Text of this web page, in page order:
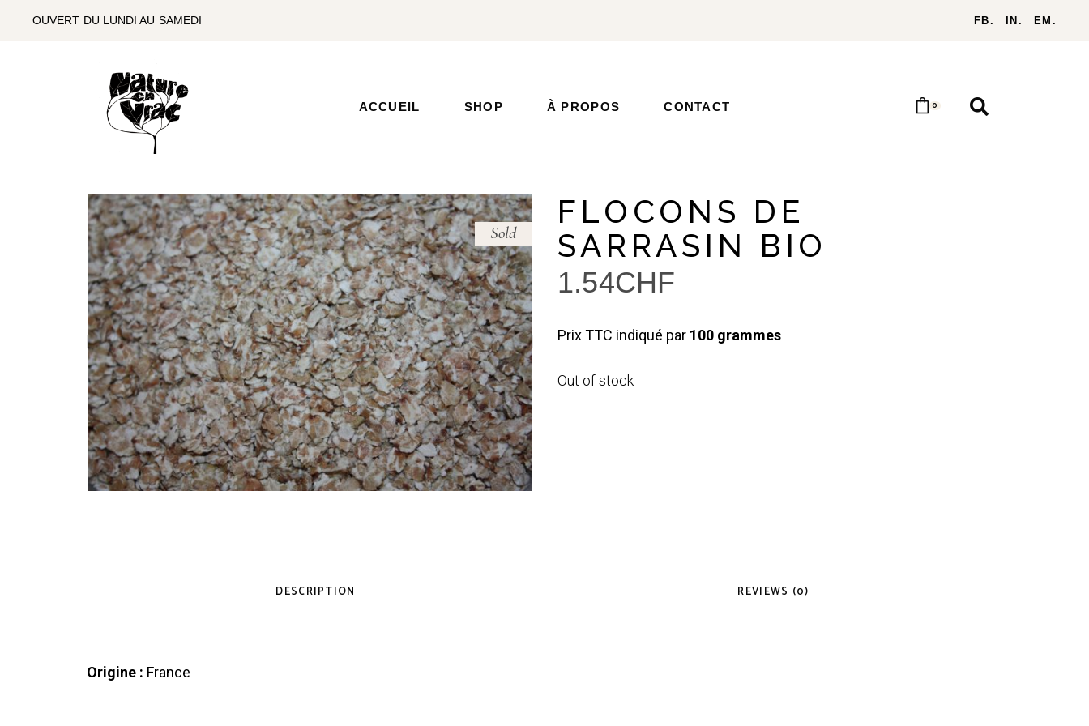
OUVERT DU LUNDI AU SAMEDI FB. IN. EM.
ACCUEIL SHOP À PROPOS CONTACT 0
Sold
FLOCONS DE
SARRASIN BIO
1.54CHF
Prix TTC indiqué par 100 grammes
Out of stock
DESCRIPTION REVIEWS (0)
Origine : France